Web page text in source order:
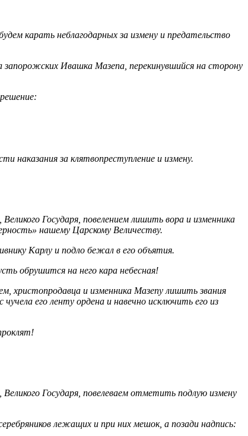
карать неблагодарных за измену и предательство
запорожских Ивашка Мазепа, перекинувшийся на сторону
наказания за клятвопреступление и измену.
Государя, повелением лишить вора и изменника
нашему Царскому Величеству.
Карлу и подло бежал в его объятия.
обрушится на него кара небесная!
христопродавца и изменника Мазепу лишить звания
его ленту ордена и навечно исключить его из
Государя, повелеваем отметить подлую измену
лежащих и при них мешок, а позади надпись: